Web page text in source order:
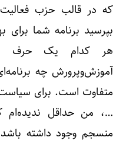
که در قالب حزب
بپرسید برنامه شما
هر کدام یک حرف
آموزش‌وپرورش چه
متفاوت است. برای
…، من حداقل ندیده‌ام
منسجم وجود داشته